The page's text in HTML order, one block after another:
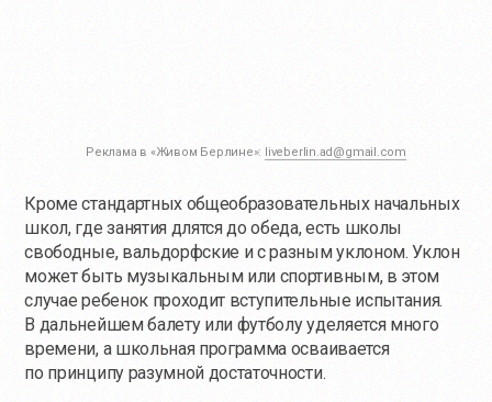
Реклама в «Живом Берлине»: liveberlin.ad@gmail.com
Кроме стандартных общеобразовательных начальных
школ, где занятия длятся до обеда, есть школы
свободные, вальдорфские и с разным уклоном. Уклон
может быть музыкальным или спортивным, в этом
случае ребенок проходит вступительные испытания.
В дальнейшем балету или футболу уделяется много
времени, а школьная программа осваивается
по принципу разумной достаточности.